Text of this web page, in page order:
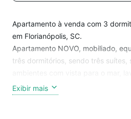
Apartamento à venda com 3
em Florianópolis, SC.
Apartamento NOVO, mobiliado,
três dormitórios, sendo três suítes,
lavanderia, churrasqueira à carvão
Sacada na sala, persianas
Exibir mais